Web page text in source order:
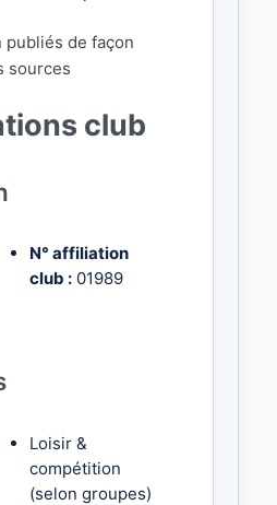
publiés de façon
sources
club
N° affiliation
club : 01989
Loisir &
compétition
(selon groupes)